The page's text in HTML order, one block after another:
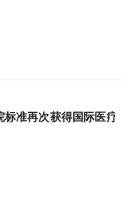
准再次获得国际医疗